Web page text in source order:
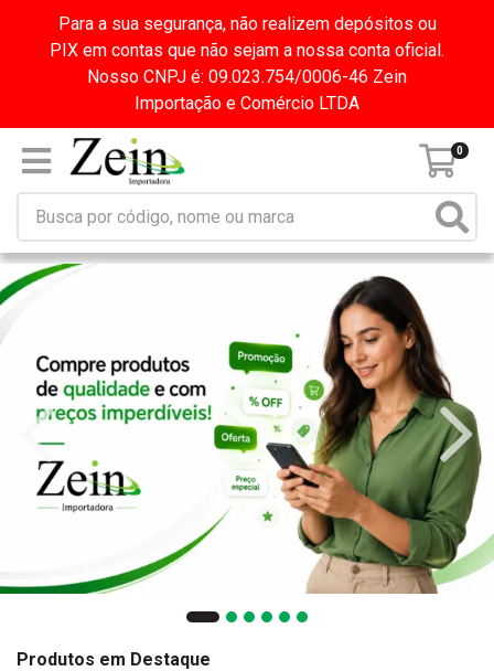
Para a sua segurança, não realizem depósitos ou
PIX em contas que não sejam a nossa conta oficial.
Nosso CNPJ é: 09.023.754/0006-46 Zein
Importação e Comércio LTDA
0
Produtos em Destaque